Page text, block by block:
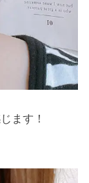
ます！